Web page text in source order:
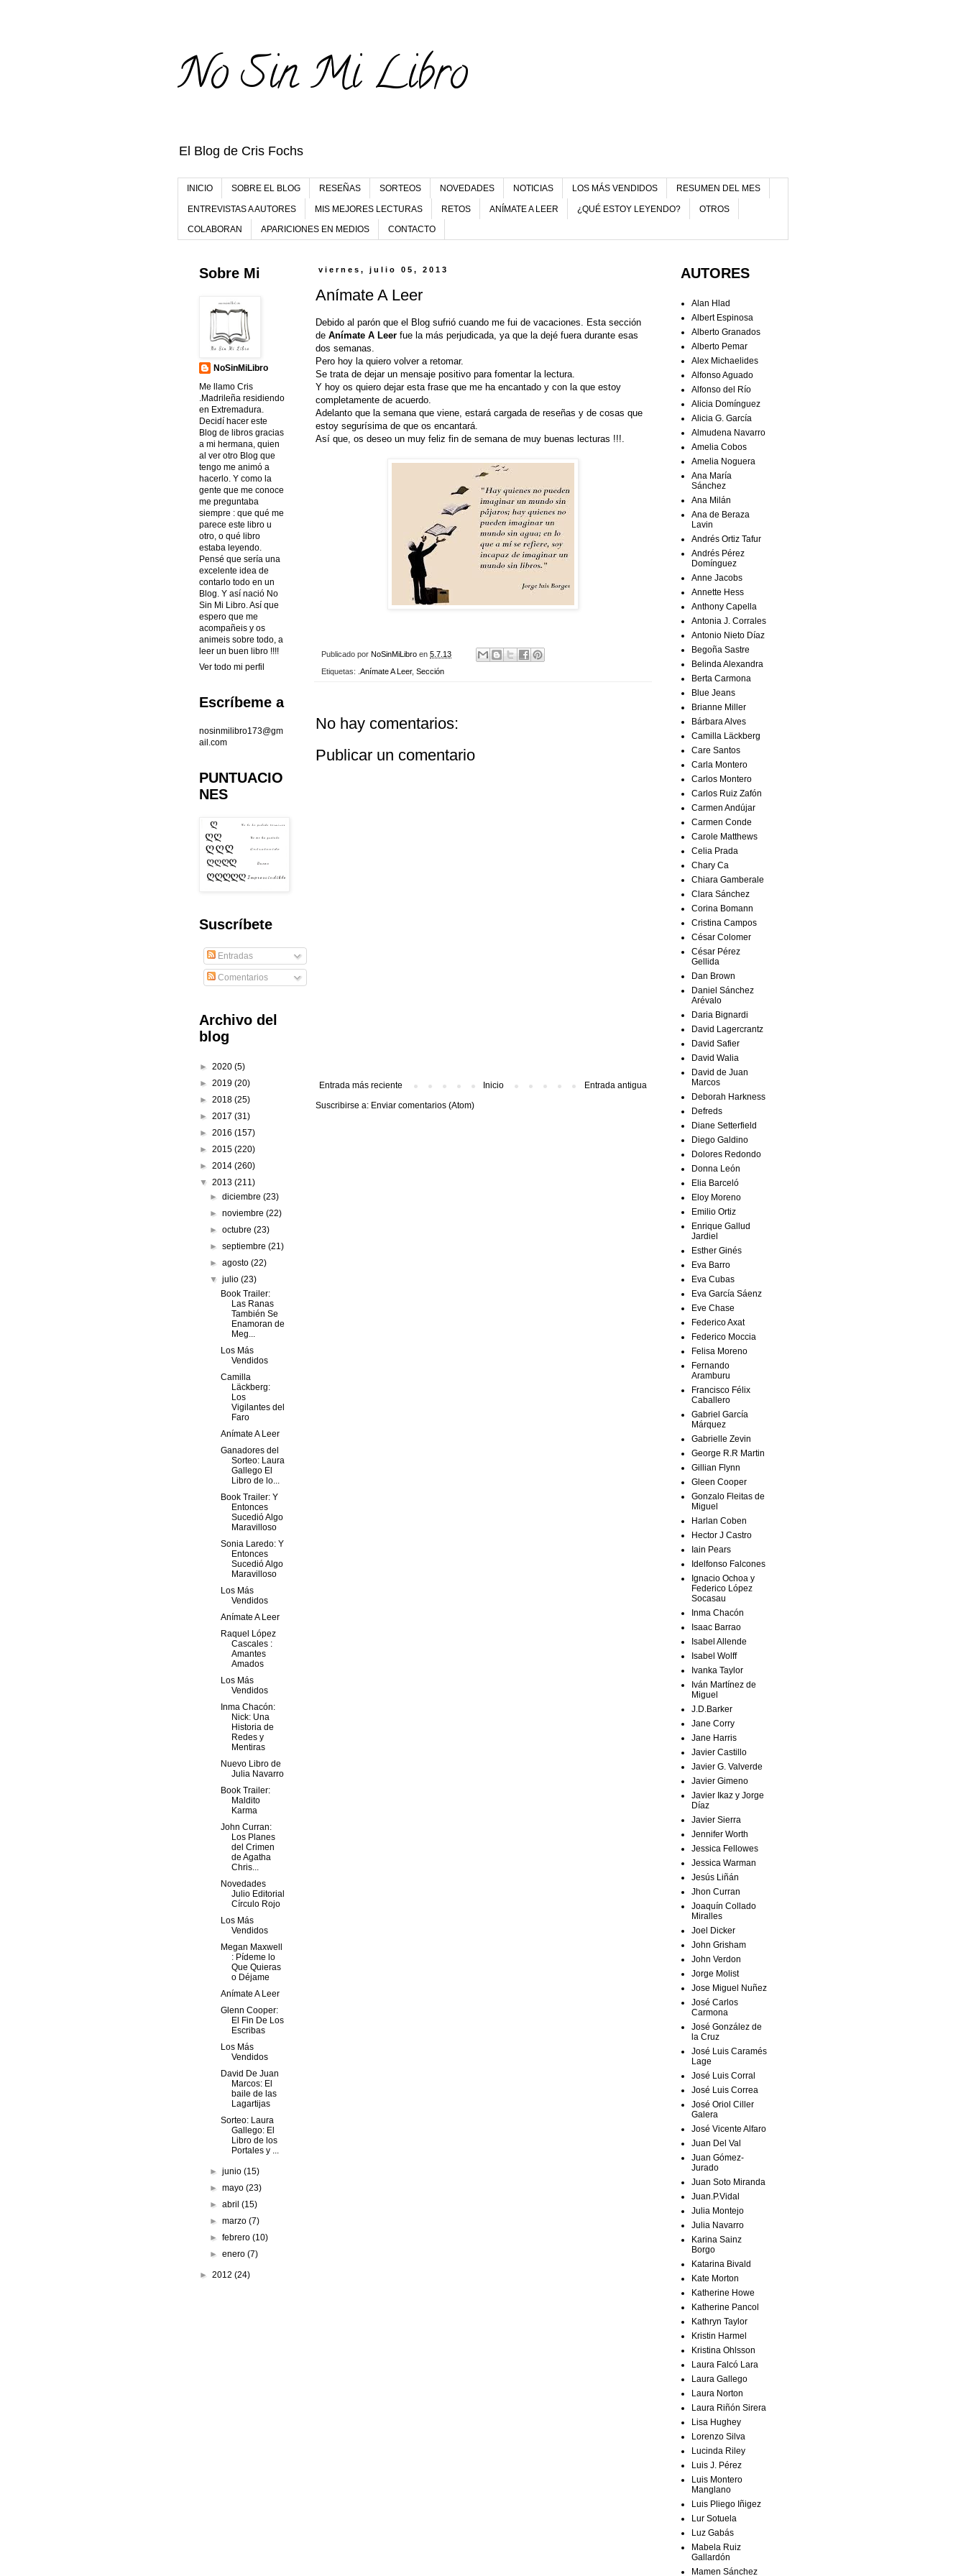
No Sin Mi Libro
El Blog de Cris Fochs
INICIO SOBRE EL BLOG RESEÑAS SORTEOS NOVEDADES NOTICIAS LOS MÁS VENDIDOS RESUMEN DEL MES
ENTREVISTAS A AUTORES MIS MEJORES LECTURAS RETOS ANÍMATE A LEER ¿QUÉ ESTOY LEYENDO? OTROS
COLABORAN APARICIONES EN MEDIOS CONTACTO
viernes, julio 05, 2013
Anímate A Leer
Debido al parón que el Blog sufrió cuando me fui de vacaciones. Esta sección
de Anímate A Leer fue la más perjudicada, ya que la dejé fuera durante esas
dos semanas.
Pero hoy la quiero volver a retomar.
Se trata de dejar un mensaje positivo para fomentar la lectura.
Y hoy os quiero dejar esta frase que me ha encantado y con la que estoy
completamente de acuerdo.
Adelanto que la semana que viene, estará cargada de reseñas y de cosas que
estoy segurísima de que os encantará.
Así que, os deseo un muy feliz fin de semana de muy buenas lecturas !!!.
Publicado por NoSinMiLibro en 5.7.13
Etiquetas: .Anímate A Leer, Sección
No hay comentarios:
Publicar un comentario
Entrada más reciente Entrada antigua
Inicio
Suscribirse a: Enviar comentarios (Atom)
Sobre Mi
NoSinMiLibro
Me llamo Cris
.Madrileña residiendo
en Extremadura.
Decidí hacer este
Blog de libros gracias
a mi hermana, quien
al ver otro Blog que
tengo me animó a
hacerlo. Y como la
gente que me conoce
me preguntaba
siempre : que qué me
parece este libro u
otro, o qué libro
estaba leyendo.
Pensé que sería una
excelente idea de
contarlo todo en un
Blog. Y así nació No
Sin Mi Libro. Así que
espero que me
acompañeis y os
animeis sobre todo, a
leer un buen libro !!!!
Ver todo mi perfil
Escríbeme a
nosinmilibro173@gm
ail.com
PUNTUACIO
NES
Suscríbete
Entradas
Comentarios
Archivo del
blog
► 2020 (5)
► 2019 (20)
► 2018 (25)
► 2017 (31)
► 2016 (157)
► 2015 (220)
► 2014 (260)
▼ 2013 (211)
►diciembre(23)
►noviembre(22)
►octubre(23)
►septiembre(21)
►agosto(22)
▼julio(23)
Book Trailer:
Las Ranas
También Se
Enamoran de
Meg...
Los Más
Vendidos
Camilla
Läckberg:
Los
Vigilantes del
Faro
Anímate A Leer
Ganadores del
Sorteo: Laura
Gallego El
Libro de lo...
Book Trailer: Y
Entonces
Sucedió Algo
Maravilloso
Sonia Laredo: Y
Entonces
Sucedió Algo
Maravilloso
Los Más
Vendidos
Anímate A Leer
Raquel López
Cascales :
Amantes
Amados
Los Más
Vendidos
Inma Chacón:
Nick: Una
Historia de
Redes y
Mentiras
Nuevo Libro de
Julia Navarro
Book Trailer:
Maldito
Karma
John Curran:
Los Planes
del Crimen
de Agatha
Chris...
Novedades
Julio Editorial
Círculo Rojo
Los Más
Vendidos
Megan Maxwell
: Pídeme lo
Que Quieras
o Déjame
Anímate A Leer
Glenn Cooper:
El Fin De Los
Escribas
Los Más
Vendidos
David De Juan
Marcos: El
baile de las
Lagartijas
Sorteo: Laura
Gallego: El
Libro de los
Portales y ...
►junio(15)
►mayo(23)
►abril(15)
►marzo(7)
►febrero(10)
►enero(7)
► 2012 (24)
AUTORES
Alan Hlad
Albert Espinosa
Alberto Granados
Alberto Pemar
Alex Michaelides
Alfonso Aguado
Alfonso del Río
Alicia Domínguez
Alicia G. García
Almudena Navarro
Amelia Cobos
Amelia Noguera
Ana María
Sánchez
Ana Milán
Ana de Beraza
Lavin
Andrés Ortiz Tafur
Andrés Pérez
Domínguez
Anne Jacobs
Annette Hess
Anthony Capella
Antonia J. Corrales
Antonio Nieto Díaz
Begoña Sastre
Belinda Alexandra
Berta Carmona
Blue Jeans
Brianne Miller
Bárbara Alves
Camilla Läckberg
Care Santos
Carla Montero
Carlos Montero
Carlos Ruiz Zafón
Carmen Andújar
Carmen Conde
Carole Matthews
Celia Prada
Chary Ca
Chiara Gamberale
Clara Sánchez
Corina Bomann
Cristina Campos
César Colomer
César Pérez
Gellida
Dan Brown
Daniel Sánchez
Arévalo
Daria Bignardi
David Lagercrantz
David Safier
David Walia
David de Juan
Marcos
Deborah Harkness
Defreds
Diane Setterfield
Diego Galdino
Dolores Redondo
Donna León
Elia Barceló
Eloy Moreno
Emilio Ortiz
Enrique Gallud
Jardiel
Esther Ginés
Eva Barro
Eva Cubas
Eva García Sáenz
Eve Chase
Federico Axat
Federico Moccia
Felisa Moreno
Fernando
Aramburu
Francisco Félix
Caballero
Gabriel García
Márquez
Gabrielle Zevin
George R.R Martin
Gillian Flynn
Gleen Cooper
Gonzalo Fleitas de
Miguel
Harlan Coben
Hector J Castro
Iain Pears
Idelfonso Falcones
Ignacio Ochoa y
Federico López
Socasau
Inma Chacón
Isaac Barrao
Isabel Allende
Isabel Wolff
Ivanka Taylor
Iván Martínez de
Miguel
J.D.Barker
Jane Corry
Jane Harris
Javier Castillo
Javier G. Valverde
Javier Gimeno
Javier Ikaz y Jorge
Díaz
Javier Sierra
Jennifer Worth
Jessica Fellowes
Jessica Warman
Jesús Liñán
Jhon Curran
Joaquín Collado
Miralles
Joel Dicker
John Grisham
John Verdon
Jorge Molist
Jose Miguel Nuñez
José Carlos
Carmona
José González de
la Cruz
José Luis Caramés
Lage
José Luis Corral
José Luis Correa
José Oriol Ciller
Galera
José Vicente Alfaro
Juan Del Val
Juan Gómez-
Jurado
Juan Soto Miranda
Juan.P.Vidal
Julia Montejo
Julia Navarro
Karina Sainz
Borgo
Katarina Bivald
Kate Morton
Katherine Howe
Katherine Pancol
Kathryn Taylor
Kristin Harmel
Kristina Ohlsson
Laura Falcó Lara
Laura Gallego
Laura Norton
Laura Riñón Sirera
Lisa Hughey
Lorenzo Silva
Lucinda Riley
Luis J. Pérez
Luis Montero
Manglano
Luis Pliego Iñigez
Lur Sotuela
Luz Gabás
Mabela Ruiz
Gallardón
Mamen Sánchez